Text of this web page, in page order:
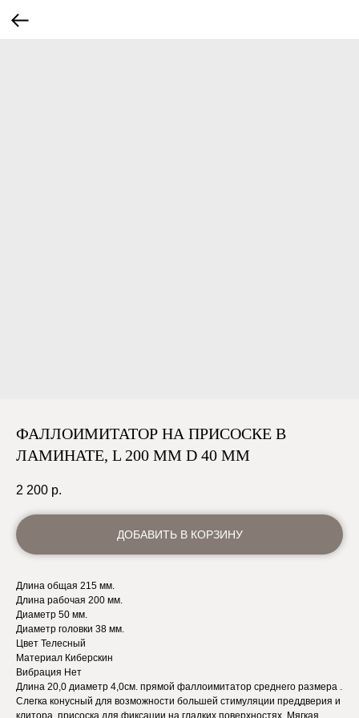
ФАЛЛОИМИТАТОР НА ПРИСОСКЕ В
ЛАМИНАТЕ, L 200 ММ D 40 ММ
2 200 р.
ДОБАВИТЬ В КОРЗИНУ
Длина общая 215 мм.
Длина рабочая 200 мм.
Диаметр 50 мм.
Диаметр головки 38 мм.
Цвет Телесный
Материал Киберскин
Вибрация Нет
Длина 20,0 диаметр 4,0см. прямой фаллоимитатор среднего размера .
Слегка конусный для возможности большей стимуляции преддверия и